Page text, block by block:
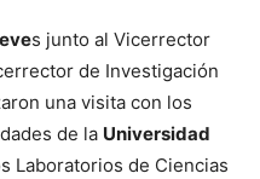
s junto al Vicerrector
de Investigación
una visita con los
de la Universidad
Laboratorios de Ciencias